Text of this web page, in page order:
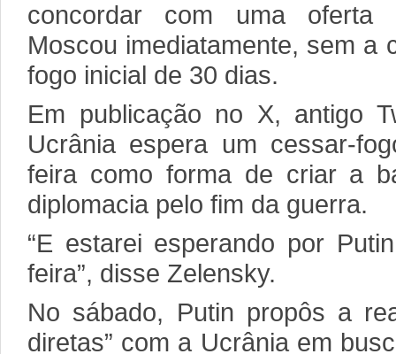
concordar com uma oferta
Moscou imediatamente, sem a
fogo inicial de 30 dias.
Em publicação no X, antigo
Ucrânia espera um cessar-
feira como forma de criar a
diplomacia pelo fim da guerra.
“E estarei esperando por
feira”, disse Zelensky.
No sábado, Putin propôs a
diretas” com a Ucrânia em